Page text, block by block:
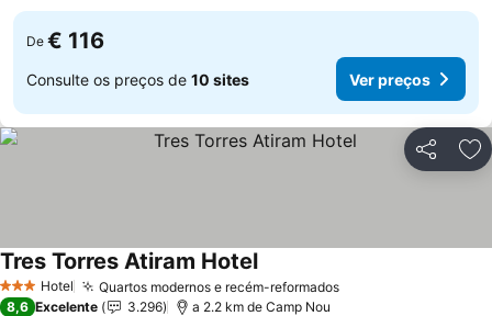
De € 116
Consulte os preços de 10 sites Ver preços
Partilhar
3 EstrelasHotel Quartos modernos e recém-reformados
Tres Torres Atiram Hotel
8,6 Excelente 3.296 a 2.2 km de Camp Nou